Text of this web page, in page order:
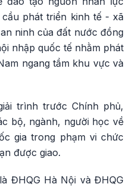
phát triển kinh tế - xã
ninh của đất nước đồng
nhập quốc tế nhằm phát
ngang tầm khu vực và
trình trước Chính phủ,
bộ, ngành, người học về
gia trong phạm vi chức
được giao.
ĐHQG Hà Nội và ĐHQG